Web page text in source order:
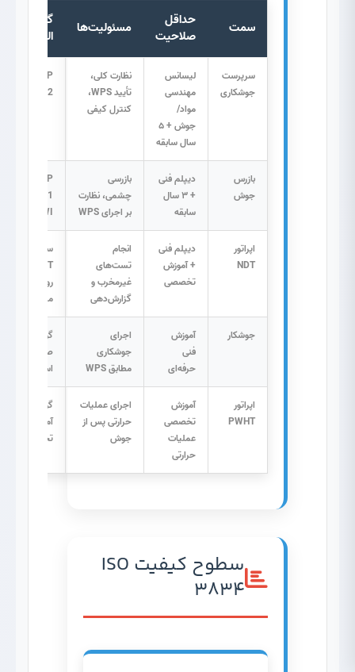
سمت
حداقل
صلاحیت
مسئولیت‌ها
گواهینامه
الزامی
سرپرست
جوشکاری
لیسانس
مهندسی
مواد/
جوش + ۵
سال سابقه
نظارت کلی،
تأیید WPS،
کنترل کیفی
CSWIP
3.2 یا IWE
بازرس
جوش
دیپلم فنی
+ ۳ سال
سابقه
بازرسی
چشمی، نظارت
بر اجرای WPS
CSWIP
CWI
اپراتور
NDT
دیپلم فنی
+ آموزش
تخصصی
انجام
تست‌های
غیرمخرب و
گزارش‌دهی
روش
مربوطه
جوشکار
آموزش
فنی
حرفه‌ای
اجرای
جوشکاری
مطابق WPS
گواهی
صلاحیت بر
اساس کد
اپراتور
PWHT
آموزش
تخصصی
عملیات
حرارتی
اجرای عملیات
حرارتی پس از
جوش
گواهی
آموزش
تخصصی
سطوح کیفیت ISO
3834